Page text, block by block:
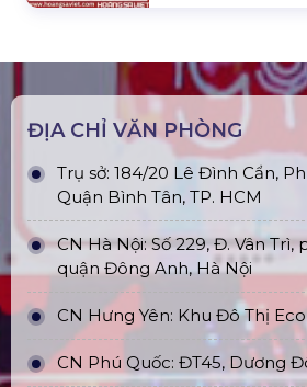
ĐỊA CHỈ VĂN PHÒNG
Trụ sở: 184/20 Lê Đình Cẩn,
Quận Bình Tân, TP. HCM
CN Hà Nội: Số 229, Đ. Vân Trì,
quận Đông Anh, Hà Nội
CN Hưng Yên: Khu Đô Thị
CN Phú Quốc: ĐT45, Dương